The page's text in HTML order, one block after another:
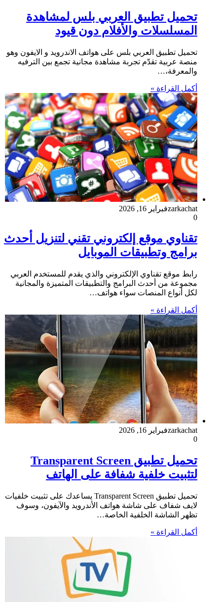
تحميل تطبيق العربي بلس لمشاهدة
المسلسلات والأفلام دون قيود
تحميل تطبيق العربي بلس على هواتف الاندرويد و الايفون وهو
منصة عربية تقدّم تجربة مشاهدة مجانية تجمع بين الترفيه
والمعرفة،…
أكمل القراءة »
zarkachatفبراير 16, 2026
0
تقناوي موقع إلكتروني تقني لتنزيل أحدث
برامج وتطبيقات الموبايل
رابط موقع تقناوي الإلكتروني والذي يقدم للمستخدم العربي
مجموعة من أحدث البرامج والتطبيقات المتميزة والمجانية
لكل أنواع المنصات سواء هواتف…
أكمل القراءة »
zarkachatفبراير 16, 2026
0
تحميل تطبيق Transparent Screen
لتثبيت خلفية شفافة على الهاتف
تحميل تطبيق Transparent Screen يساعدك على تثبيت خلفيات
لايف شفاف على شاشة هواتف الأندرويد والآيفون، وسوف
تظهر الشاشة الخلفية الخاصة…
أكمل القراءة »